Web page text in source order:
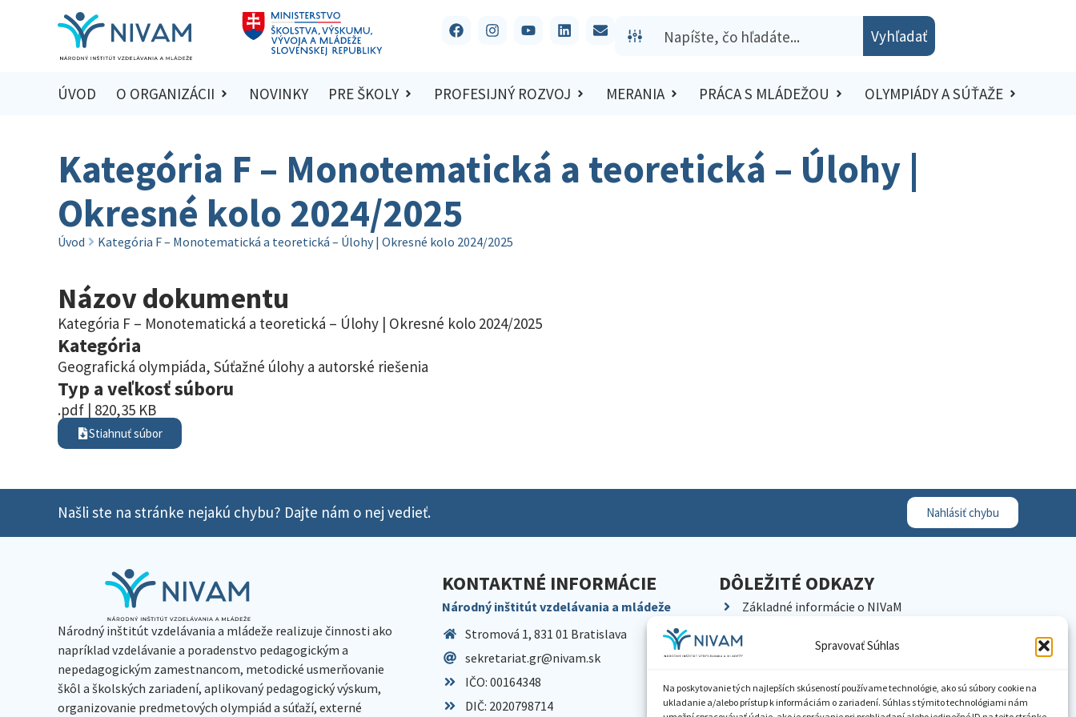
Spravovať Súhlas
Na poskytovanie tých najlepších skúseností používame technológie, ako sú súbory cookie na
ukladanie a/alebo prístup k informáciám o zariadení. Súhlas s týmito technológiami nám
Vyhľadať
ÚVOD O ORGANIZÁCII NOVINKY PRE ŠKOLY PROFESIJNÝ ROZVOJ MERANIA PRÁCA S MLÁDEŽOU OLYMPIÁDY A SÚŤAŽE
Kategória F – Monotematická a teoretická – Úlohy |
Okresné kolo 2024/2025
Úvod Kategória F – Monotematická a teoretická – Úlohy | Okresné kolo 2024/2025
Názov dokumentu
Kategória F – Monotematická a teoretická – Úlohy | Okresné kolo 2024/2025
Kategória
Geografická olympiáda, Súťažné úlohy a autorské riešenia
Typ a veľkosť súboru
.pdf | 820,35 KB
Stiahnuť súbor
Našli ste na stránke nejakú chybu? Dajte nám o nej vedieť. Nahlásiť chybu
Národný inštitút vzdelávania a mládeže realizuje činnosti ako
napríklad vzdelávanie a poradenstvo pedagogickým a
nepedagogickým zamestnancom, metodické usmerňovanie
škôl a školských zariadení, aplikovaný pedagogický výskum,
organizovanie predmetových olympiád a súťaží, externé
KONTAKTNÉ INFORMÁCIE
Národný inštitút vzdelávania a mládeže
Stromová 1, 831 01 Bratislava
sekretariat.gr@nivam.sk
IČO: 00164348
DIČ: 2020798714
DÔLEŽITÉ ODKAZY
Základné informácie o NIVaM
Kariéra
Pracoviská NIVaM